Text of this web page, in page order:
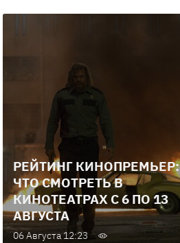
РЕЙТИНГ КИНОПРЕМЬЕР:
ЧТО СМОТРЕТЬ В
КИНОТЕАТРАХ С 6 ПО 13
АВГУСТА
06 Августа 12:23